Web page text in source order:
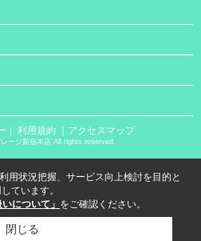
｜ 利用規約 ｜アクセスマップ
ージ新宿本店 All rights reserved.
用状況把握、サービス向上検討を目的と
ています。
について」 をご確認ください。
閉じる